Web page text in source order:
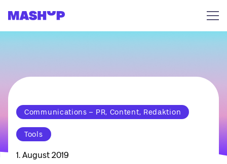
Communications – PR, Content, Redaktion
Tools
1. August 2019